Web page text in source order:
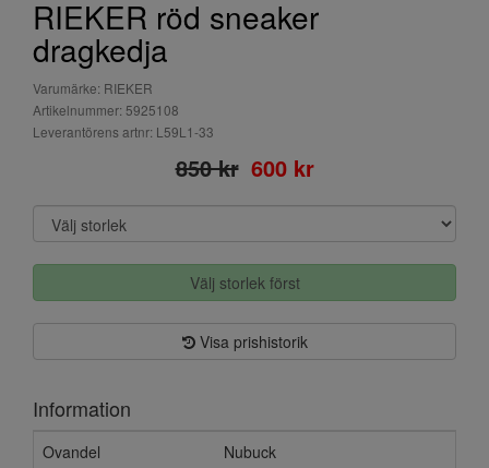
RIEKER röd sneaker
dragkedja
Varumärke: RIEKER
Artikelnummer: 5925108
Leverantörens artnr: L59L1-33
850 kr 600 kr
Välj storlek först
Visa prishistorik
Information
Ovandel
Nubuck